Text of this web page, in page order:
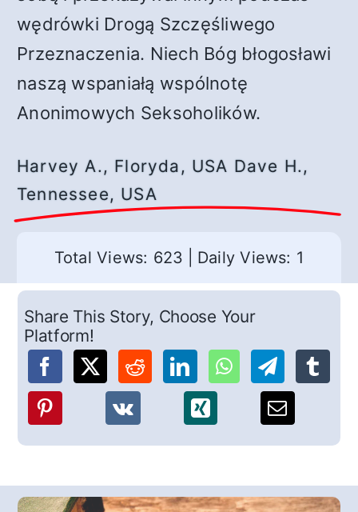
wędrówki Drogą Szczęśliwego
Przeznaczenia. Niech Bóg błogosławi
naszą wspaniałą wspólnotę
Anonimowych Seksoholików.
Harvey A., Floryda, USA Dave H.,
Tennessee, USA
Total Views: 623 Daily Views: 1
Share This Story, Choose Your
Platform!